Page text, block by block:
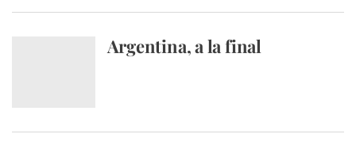
Argentina, a la final